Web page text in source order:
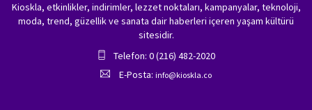
Kioskla, etkinlikler, indirimler, lezzet noktaları, kampanyalar, teknoloji,
moda, trend, güzellik ve sanata dair haberleri içeren yaşam kültürü
sitesidir.
Telefon: 0 (216) 482-2020
E-Posta: info@kioskla.co